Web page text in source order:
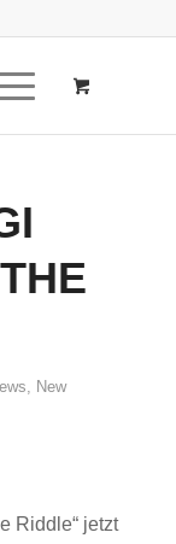
, New
Riddle“ jetzt